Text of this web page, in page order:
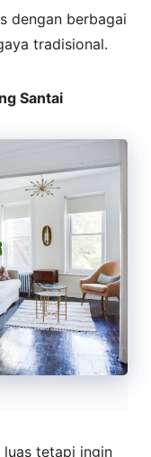
dengan berbagai
tradisional.
Santai
luas tetapi ingin